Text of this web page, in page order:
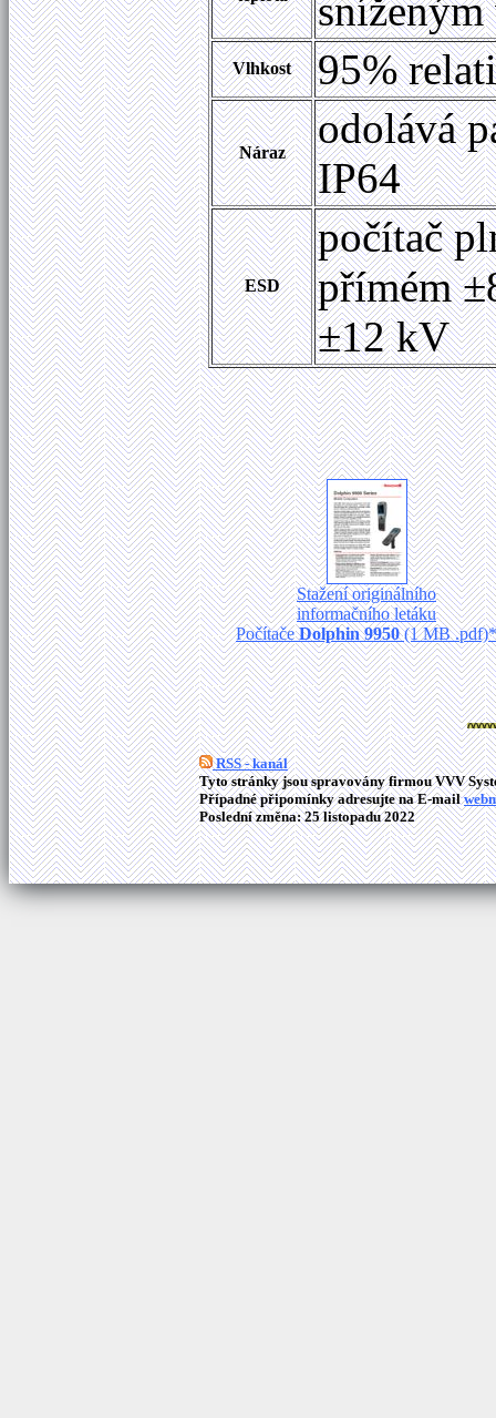
Vlhkost 95%
Náraz
odolává
IP64
ESD
počítač
přímém
±12 kV
Stažení originálního
informačního letáku
PočítačeDolphin 9950(1 MB .pdf)*
RSS - kanál
Tyto stránky jsou spravovány firmou VVV
Případné připomínky adresujte na E-mail
Poslední změna: 25 listopadu 2022